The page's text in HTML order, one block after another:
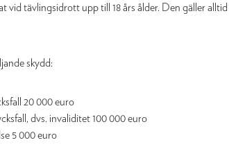
vid tävlingsidrott upp till 18 års ålder. Den gäller
skydd:
20 000 euro
dvs. invaliditet 100 000 euro
5 000 euro